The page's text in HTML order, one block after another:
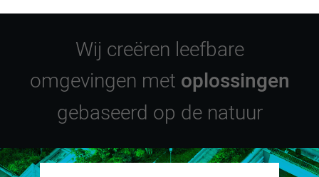
Wij creëren leefbare
omgevingen met oplossingen
gebaseerd op de natuur